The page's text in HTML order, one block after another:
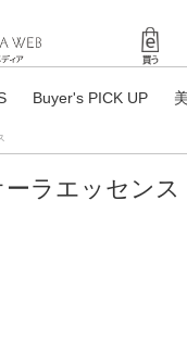
Buyer's PICK UP
ラエッセンス